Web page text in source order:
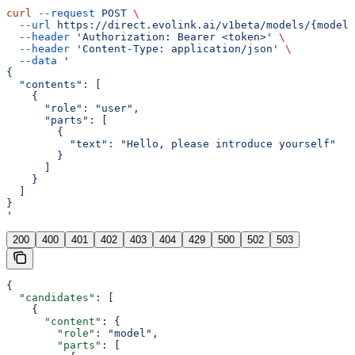
curl --request POST \
  --url
https://direct.evolink.ai/v1beta/models/
  --header
'Authorization: Bearer <token>'
\
  --header
'Content-Type: application/json'
\
  --data
'
{
  "contents": [
    {
      "role": "user",
      "parts": [
        {
          "text": "Hello, please introduce yourself"
        }
      ]
    }
  ]
}
'
200 400 401 402 403 404 429 500 502 503
{
  "candidates"
: [
    {
      "content"
: {
        "role"
: "model" ,
        "parts"
: [